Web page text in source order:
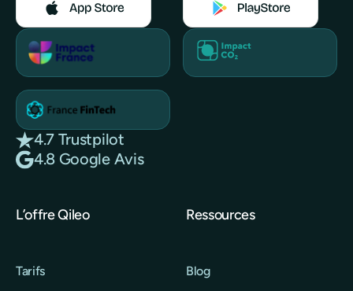
4.7 Trustpilot
4.8 Google Avis
L’offre Qileo
Tarifs
Ressources
Blog